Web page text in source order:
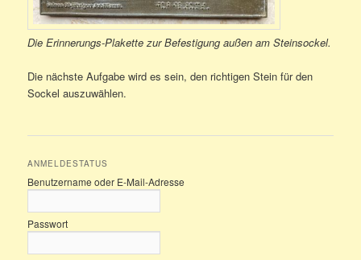
Die Erinnerungs-Plakette zur Befestigung außen am Steinsockel.
Die nächste Aufgabe wird es sein, den richtigen Stein für den
Sockel auszuwählen.
ANMELDESTATUS
Benutzername oder E-Mail-Adresse
Passwort